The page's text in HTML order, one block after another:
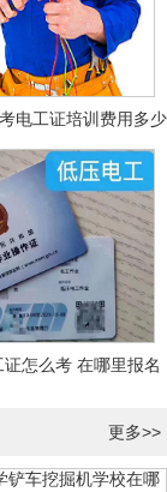
电工证培训费用多少
钱
怎么考 在哪里报名
更多>>